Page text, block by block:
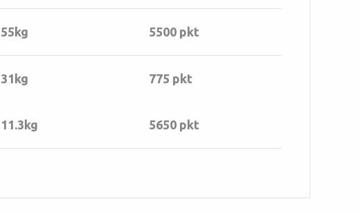
55kg 5500 pkt
31kg 775 pkt
11.3kg 5650 pkt